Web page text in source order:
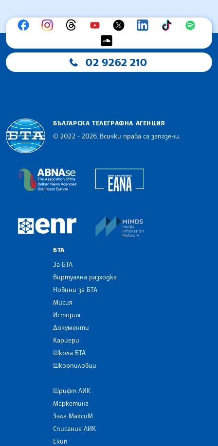
02 9262 210
БЪЛГАРСКА ТЕЛЕГРАФНА АГЕНЦИЯ
© 2022 - 2026, Всички права са запазени.
The Assocoation of the Balkan News Agencies
European Newsroom
БТА
За БТА
Виртуална разходка
Новини за БТА
Мисия
История
Документи
Кариери
Школа БТА
Шкорпиловци
Шрифт ЛИК
Маркетинг
Зала МаксиМ
Списание ЛИК
Екип